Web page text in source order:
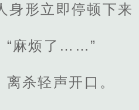
身形立即停顿下来
“麻烦了……”
离杀轻声开口。